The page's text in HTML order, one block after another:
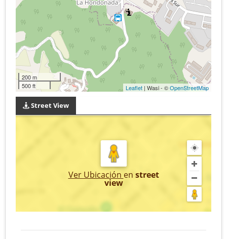
200 m
500 ft
Leaflet | Wasi - ©OpenStreetMap
Street View
Ver Ubicación en street
view